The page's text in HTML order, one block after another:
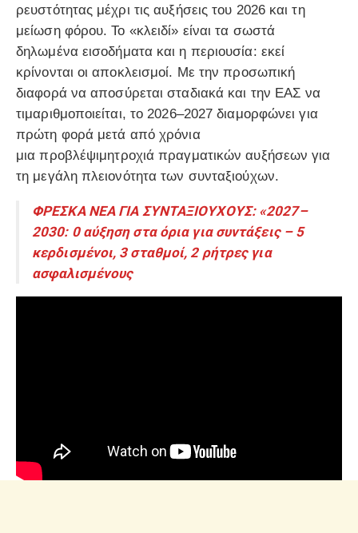
ρευστότητας μέχρι τις αυξήσεις του 2026 και τη
μείωση φόρου. Το «κλειδί» είναι τα σωστά
δηλωμένα εισοδήματακαι η περιουσία: εκεί
κρίνονται οι αποκλεισμοί. Με τηνπροσωπική
διαφοράνα αποσύρεται σταδιακά και την ΕΑΣ να
τιμαριθμοποιείται, το 2026–2027 διαμορφώνει για
πρώτη φορά μετά από χρόνια
μιαπροβλέψιμητροχιά πραγματικών αυξήσεων για
τη μεγάλη πλειονότητα των συνταξιούχων.
ΦΡΕΣΚΑ ΝΕΑ ΓΙΑ ΣΥΝΤΑΞΙΟΥΧΟΥΣ: «2027–
2030: 0 αύξηση στα όρια για συντάξεις – 5
κερδισμένοι, 3 σταθμοί, 2 ρήτρες για
ασφαλισμένους